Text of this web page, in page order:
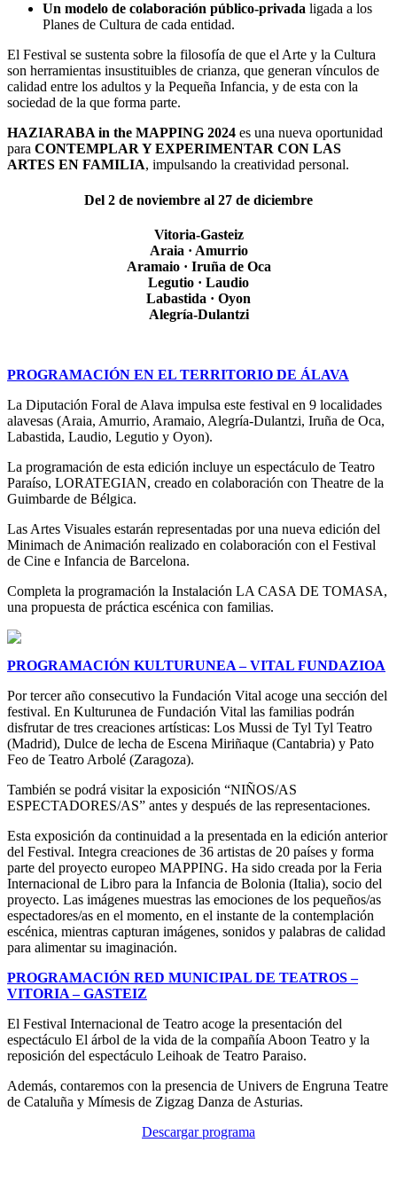
Un modelo de colaboración público-privada ligada a los
Planes de Cultura de cada entidad.
El Festival se sustenta sobre la filosofía de que el Arte y la Cultura
son herramientas insustituibles de crianza, que generan vínculos de
calidad entre los adultos y la Pequeña Infancia, y de esta con la
sociedad de la que forma parte.
HAZIARABA in the MAPPING 2024 es una nueva oportunidad
para CONTEMPLAR Y EXPERIMENTAR CON LAS
ARTES EN FAMILIA, impulsando la creatividad personal.
Del 2 de noviembre al 27 de diciembre
Vitoria-Gasteiz
Araia · Amurrio
Aramaio · Iruña de Oca
Legutio · Laudio
Labastida · Oyon
Alegría-Dulantzi
PROGRAMACIÓN EN EL TERRITORIO DE ÁLAVA
La Diputación Foral de Alava impulsa este festival en 9 localidades
alavesas (Araia, Amurrio, Aramaio, Alegría-Dulantzi, Iruña de Oca,
Labastida, Laudio, Legutio y Oyon).
La programación de esta edición incluye un espectáculo de Teatro
Paraíso, LORATEGIAN, creado en colaboración con Theatre de la
Guimbarde de Bélgica.
Las Artes Visuales estarán representadas por una nueva edición del
Minimach de Animación realizado en colaboración con el Festival
de Cine e Infancia de Barcelona.
Completa la programación la Instalación LA CASA DE TOMASA,
una propuesta de práctica escénica con familias.
PROGRAMACIÓN KULTURUNEA – VITAL FUNDAZIOA
Por tercer año consecutivo la Fundación Vital acoge una sección del
festival. En Kulturunea de Fundación Vital las familias podrán
disfrutar de tres creaciones artísticas: Los Mussi de Tyl Tyl Teatro
(Madrid), Dulce de lecha de Escena Miriñaque (Cantabria) y Pato
Feo de Teatro Arbolé (Zaragoza).
También se podrá visitar la exposición “NIÑOS/AS
ESPECTADORES/AS” antes y después de las representaciones.
Esta exposición da continuidad a la presentada en la edición anterior
del Festival. Integra creaciones de 36 artistas de 20 países y forma
parte del proyecto europeo MAPPING. Ha sido creada por la Feria
Internacional de Libro para la Infancia de Bolonia (Italia), socio del
proyecto. Las imágenes muestras las emociones de los pequeños/as
espectadores/as en el momento, en el instante de la contemplación
escénica, mientras capturan imágenes, sonidos y palabras de calidad
para alimentar su imaginación.
PROGRAMACIÓN RED MUNICIPAL DE TEATROS –
VITORIA – GASTEIZ
El Festival Internacional de Teatro acoge la presentación del
espectáculo El árbol de la vida de la compañía Aboon Teatro y la
reposición del espectáculo Leihoak de Teatro Paraiso.
Además, contaremos con la presencia de Univers de Engruna Teatre
de Cataluña y Mímesis de Zigzag Danza de Asturias.
Descargar programa